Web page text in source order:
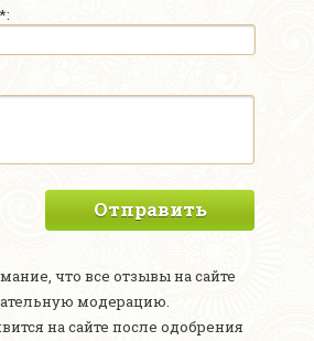
Отправить
что все отзывы на сайте
модерацию.
на сайте после одобрения